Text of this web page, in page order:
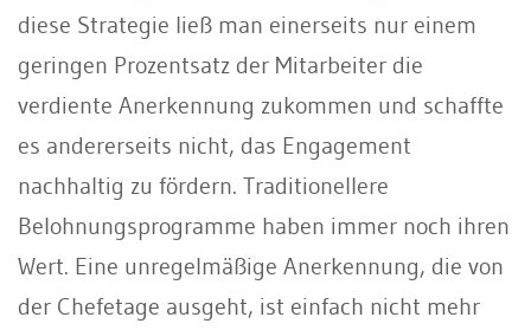
diese Strategie ließ man einerseits nur einem
geringen Prozentsatz der Mitarbeiter die
verdiente Anerkennung zukommen und schaffte
es andererseits nicht, das Engagement
nachhaltig zu fördern. Traditionellere
Belohnungsprogramme haben immer noch ihren
Wert. Eine unregelmäßige Anerkennung, die von
der Chefetage ausgeht, ist einfach nicht mehr